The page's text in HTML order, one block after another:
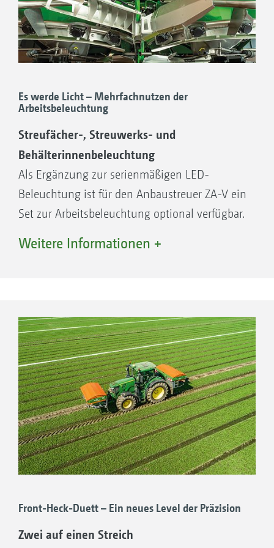
Es werde Licht – Mehrfachnutzen der
Arbeitsbeleuchtung
Streufächer-, Streuwerks- und
Behälterinnenbeleuchtung
Als Ergänzung zur serienmäßigen LED-
Beleuchtung ist für den Anbaustreuer ZA-V ein
Set zur Arbeitsbeleuchtung optional verfügbar.
Behälter, oberhalb der Streuscheiben und an
Füllstand im Behälter und ausreichend Licht
für den Streuscheibenwechsel sowie für das
Einstellen der Streuschaufeln.
Weitere Informationen +
Front-Heck-Duett – Ein neues Level der Präzision
Zwei auf einen Streich